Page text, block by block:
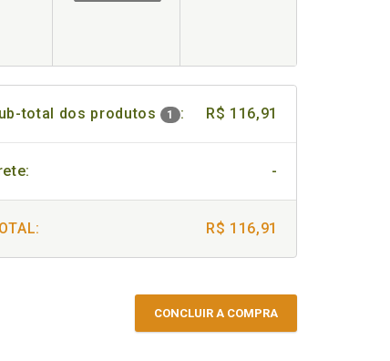
total dos produtos 1 : R$ 116,91
-
R$ 116,91
CONCLUIR A COMPRA